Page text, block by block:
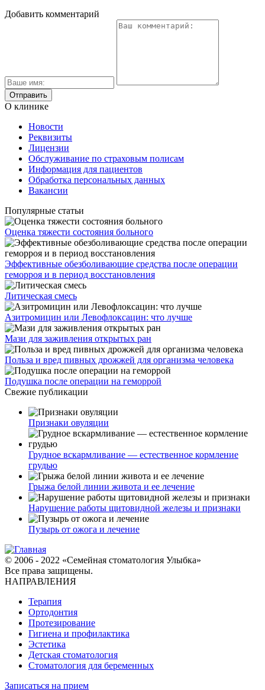
Добавить комментарий
О клинике
Новости
Реквизиты
Лицензии
Обслуживание по страховым полисам
Информация для пациентов
Обработка персональных данных
Вакансии
Популярные статьи
Оценка тяжести состояния больного
Эффективные обезболивающие средства после операции
геморроя и в период восстановления
Литическая смесь
Азитромицин или Левофлоксацин: что лучше
Мази для заживления открытых ран
Польза и вред пивных дрожжей для организма человека
Подушка после операции на геморрой
Свежие публикации
Признаки овуляции
Грудное вскармливание — естественное кормление
грудью
Грыжа белой линии живота и ее лечение
Нарушение работы щитовидной железы и признаки
Пузырь от ожога и лечение
© 2006 - 2022 «Семейная стоматология Улыбка»
Все права защищены.
НАПРАВЛЕНИЯ
Терапия
Ортодонтия
Протезирование
Гигиена и профилактика
Эстетика
Детская стоматология
Стоматология для беременных
Записаться на прием